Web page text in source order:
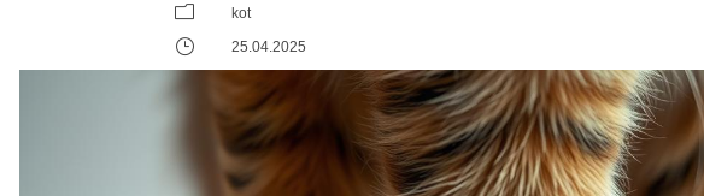
m kot
} 25.04.2025